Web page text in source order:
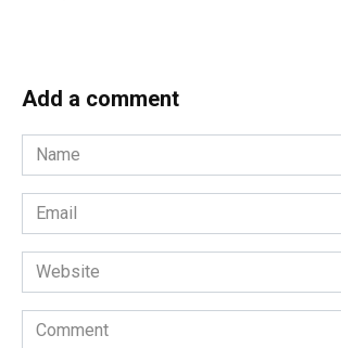
Add a comment
Name
*
Email
*
Website
Comment